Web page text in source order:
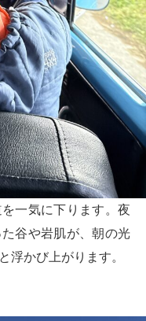
一気に下ります。夜
谷や岩肌が、朝の光
浮かび上がります。